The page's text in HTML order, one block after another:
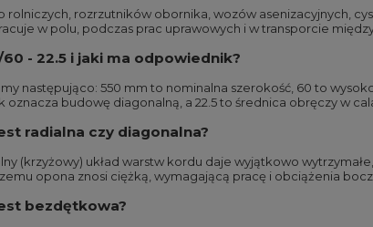
rolniczych, rozrzutników obornika, wozów asenizacyjnych,
w polu, podczas prac uprawowych i w transporcie
- 22.5 i jaki ma odpowiednik?
następująco: 550 mm to nominalna szerokość, 60 to
budowę diagonalną, a 22.5 to średnica obręczy w
radialna czy diagonalna?
(krzyżowy) układ warstw kordu daje wyjątkowo
opona znosi ciężką, wymagającą pracę i obciążenia
bezdętkowa?